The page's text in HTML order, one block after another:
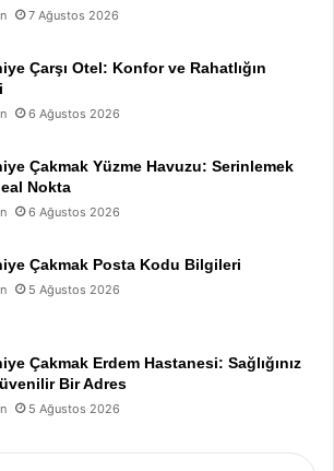
7 Ağustos 2026
Çarşı Otel: Konfor ve Rahatlığın
6 Ağustos 2026
Çakmak Yüzme Havuzu: Serinlemek
Nokta
6 Ağustos 2026
Çakmak Posta Kodu Bilgileri
5 Ağustos 2026
Çakmak Erdem Hastanesi: Sağlığınız
Bir Adres
5 Ağustos 2026